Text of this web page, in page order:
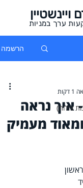
ערך במניות
ויינשטיין
הרשמה
וזולות)
איך נראה
מעמיק